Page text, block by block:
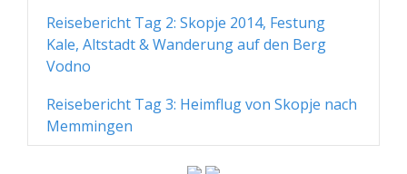
Reisebericht Tag 2: Skopje 2014, Festung
Kale, Altstadt & Wanderung auf den Berg
Vodno
Reisebericht Tag 3: Heimflug von Skopje nach
Memmingen